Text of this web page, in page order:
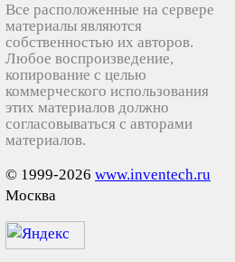
Все расположенные на сервере
материалы являются
собственностью их авторов.
Любое воспроизведение,
копирование с целью
коммерческого использования
этих материалов должно
согласовываться с авторами
материалов.
© 1999-2026 www.inventech.ru
Москва